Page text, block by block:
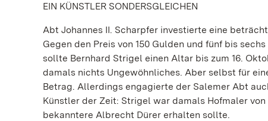
EIN KÜNSTLER SONDERSGLEICHEN
Abt Johannes II. Scharpfer investierte eine
Gegen den Preis von 150 Gulden und fünf bis
sollte Bernhard Strigel einen Altar bis zum 16.
damals nichts Ungewöhnliches. Aber selbst für
Betrag. Allerdings engagierte der Salemer Abt
Künstler der Zeit: Strigel war damals Hofmaler
bekanntere Albrecht Dürer erhalten sollte.